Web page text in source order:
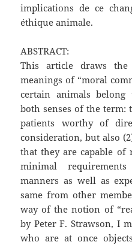
implications de ce
éthique animale.
ABSTRACT:
This article draws
meanings of “moral
certain animals
both senses of the term:
patients worthy of
consideration, but also
that they are capable of
minimal
manners as well as
same from other
way of the notion of
by Peter F. Strawson, I
who are at once